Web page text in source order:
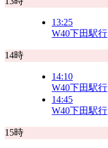
13:25
W40下田駅行
14時
14:10
W40下田駅行
14:45
W40下田駅行
15時